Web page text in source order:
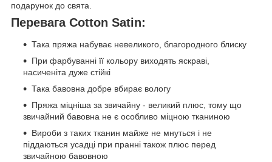
подарунок до свята.
Перевага Cotton Satin:
Така пряжа набуває невеликого, благородного блиску
При фарбуванні її кольору виходять яскраві,
насиченіта дуже стійкі
Така бавовна добре вбирає вологу
Пряжа міцніша за звичайну - великий плюс, тому що
звичайний бавовна не є особливо міцною тканиною
Вироби з таких тканин майже не мнуться і не
піддаються усадці при пранні також плюс перед
звичайною бавовною